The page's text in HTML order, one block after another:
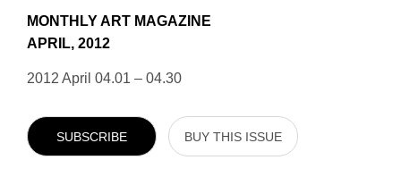
MONTHLY ART MAGAZINE
APRIL, 2012
2012 April 04.01 – 04.30
SUBSCRIBE BUY THIS ISSUE